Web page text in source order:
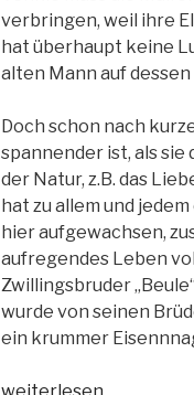
verbringen, weil ihre
hat überhaupt keine
alten Mann auf
Doch schon nach
spannender ist, als
der Natur, z.B. das
hat zu allem und
hier aufgewachsen,
aufregendes Leben
Zwillingsbruder
wurde von seinen
ein krummer
„Das